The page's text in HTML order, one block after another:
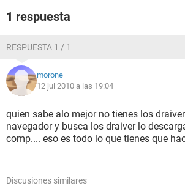
1 respuesta
RESPUESTA 1 / 1
morone
12 jul 2010 a las 19:04
quien sabe alo mejor no tienes los
navegador y busca los draiver lo
comp.... eso es todo lo que tienes que
Discusiones similares